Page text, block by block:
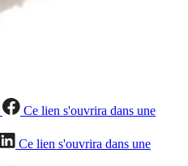
Ce lien s'ouvrira dans une
Ce lien s'ouvrira dans une